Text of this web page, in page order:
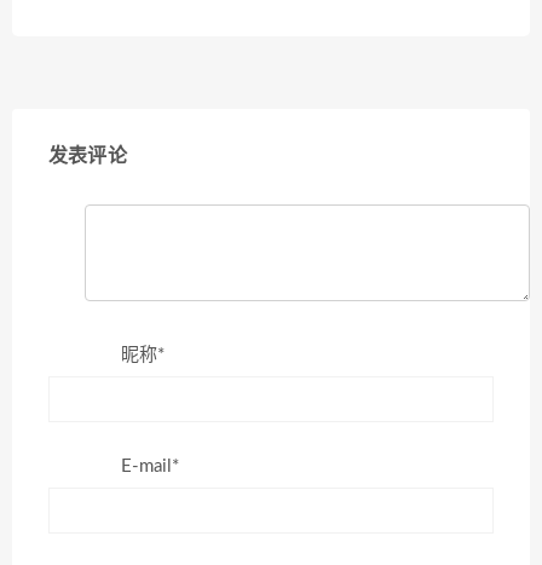
发表评论
昵称*
E-mail*